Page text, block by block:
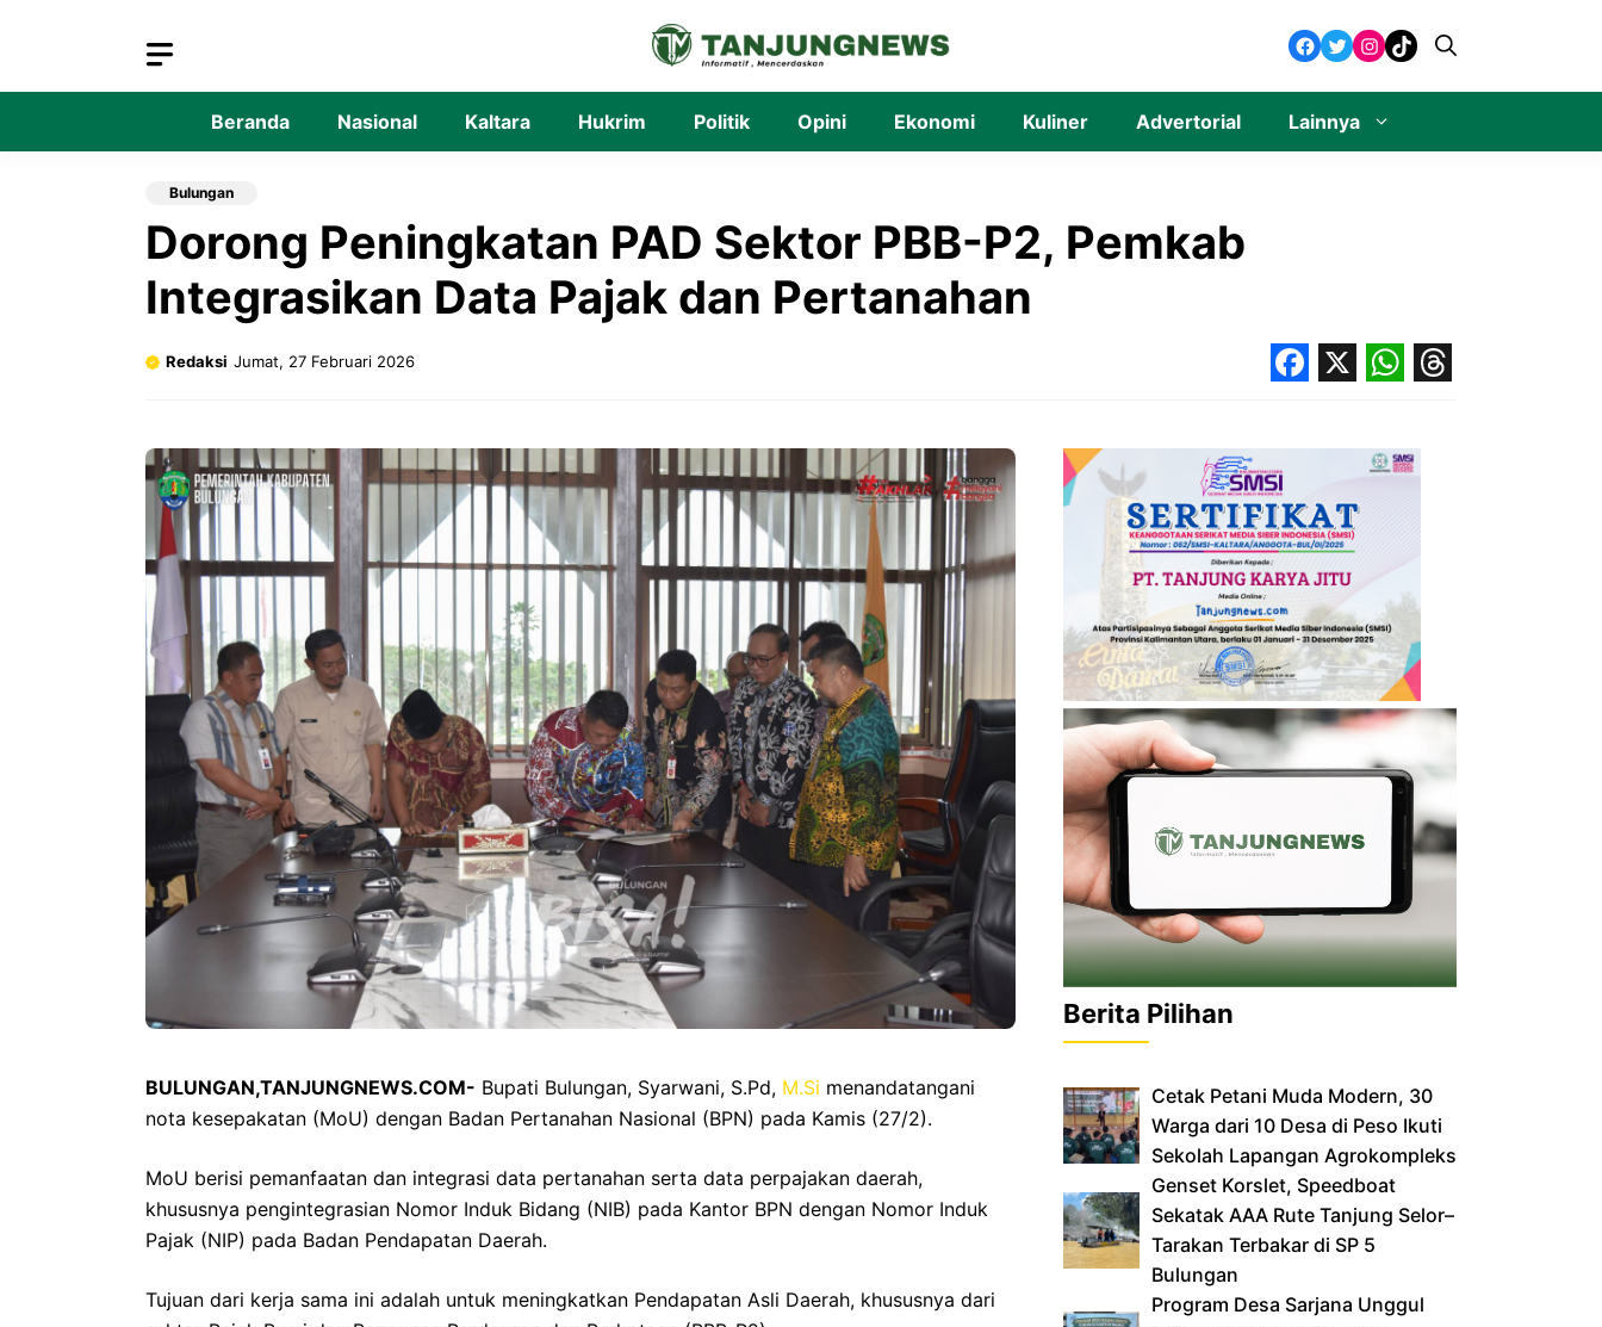
Facebook
Twitter
Instagram
TikTok
Beranda Nasional Kaltara Hukrim Politik Opini Ekonomi Kuliner Advertorial Lainnya
Bulungan
Dorong Peningkatan PAD Sektor PBB-P2, Pemkab
Integrasikan Data Pajak dan Pertanahan
Redaksi Jumat, 27 Februari 2026
BULUNGAN,TANJUNGNEWS.COM- Bupati Bulungan, Syarwani, S.Pd, M.Si menandatangani
nota kesepakatan (MoU) dengan Badan Pertanahan Nasional (BPN) pada Kamis (27/2).
MoU berisi pemanfaatan dan integrasi data pertanahan serta data perpajakan daerah,
khususnya pengintegrasian Nomor Induk Bidang (NIB) pada Kantor BPN dengan Nomor Induk
Pajak (NIP) pada Badan Pendapatan Daerah.
Tujuan dari kerja sama ini adalah untuk meningkatkan Pendapatan Asli Daerah, khususnya dari
Berita Pilihan
Cetak Petani Muda Modern, 30
Warga dari 10 Desa di Peso Ikuti
Sekolah Lapangan Agrokompleks
‎Genset Korslet, Speedboat
Sekatak AAA Rute Tanjung Selor–
Tarakan Terbakar di SP 5
Bulungan
‎Program Desa Sarjana Unggul